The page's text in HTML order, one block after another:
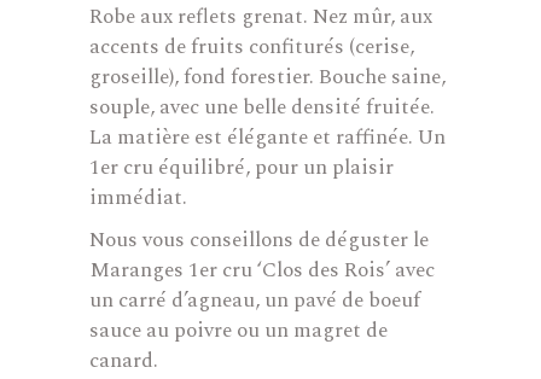
Robe aux reflets grenat. Nez mûr, aux
accents de fruits confiturés (cerise,
groseille), fond forestier. Bouche saine,
souple, avec une belle densité fruitée.
La matière est élégante et raffinée. Un
1er cru équilibré, pour un plaisir
immédiat.
Nous vous conseillons de déguster le
Maranges 1er cru ‘Clos des Rois’ avec
un carré d’agneau, un pavé de boeuf
sauce au poivre ou un magret de
canard.